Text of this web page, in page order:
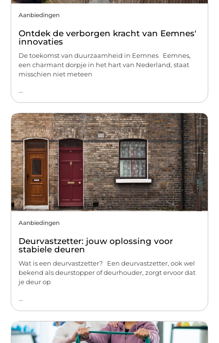
Aanbiedingen
Ontdek de verborgen kracht van Eemnes'
innovaties
De toekomst van duurzaamheid in Eemnes Eemnes,
een charmant dorpje in het hart van Nederland, staat
misschien niet meteen
...
Aanbiedingen
Deurvastzetter: jouw oplossing voor
stabiele deuren
Wat is een deurvastzetter? Een deurvastzetter, ook wel
bekend als deurstopper of deurhouder, zorgt ervoor dat
je deur op
...